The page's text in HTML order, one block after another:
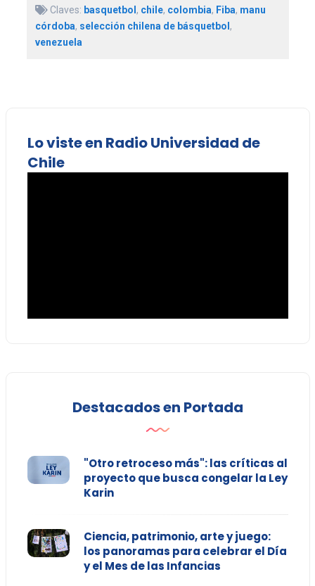
Claves: basquetbol, chile, colombia, Fiba, manu
córdoba, selección chilena de básquetbol,
venezuela
Lo viste en Radio Universidad de
Chile
Destacados en Portada
"Otro retroceso más": las críticas al
proyecto que busca congelar la Ley
Karin
Ciencia, patrimonio, arte y juego:
los panoramas para celebrar el Día
y el Mes de las Infancias